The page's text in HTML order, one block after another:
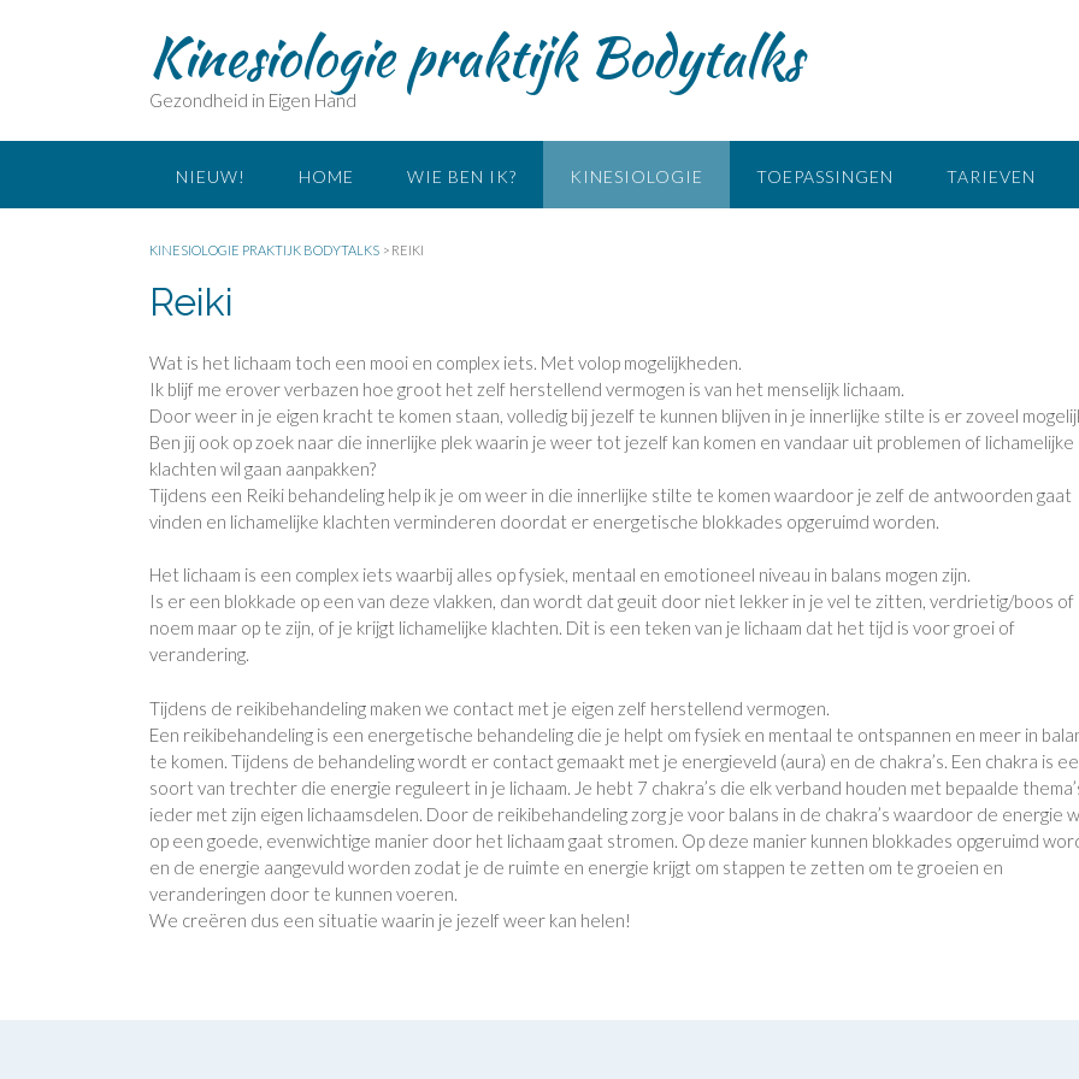
Kinesiologie praktijk Bodytalks
Gezondheid in Eigen Hand
NIEUW! HOME WIE BEN IK? KINESIOLOGIE TOEPASSINGEN TARIEVEN
KINESIOLOGIE PRAKTIJK BODYTALKS > REIKI
Reiki
Wat is het lichaam toch een mooi en complex iets. Met volop mogelijkheden.
Ik blijf me erover verbazen hoe groot het zelf herstellend vermogen is van het menselijk lichaam.
Door weer in je eigen kracht te komen staan, volledig bij jezelf te kunnen blijven in je innerlijke stilte is er zoveel
Ben jij ook op zoek naar die innerlijke plek waarin je weer tot jezelf kan komen en vandaar uit problemen of lichamelijke
klachten wil gaan aanpakken?
Tijdens een Reiki behandeling help ik je om weer in die innerlijke stilte te komen waardoor je zelf de antwoorden gaat
vinden en lichamelijke klachten verminderen doordat er energetische blokkades opgeruimd worden.
Het lichaam is een complex iets waarbij alles op fysiek, mentaal en emotioneel niveau in balans mogen zijn.
Is er een blokkade op een van deze vlakken, dan wordt dat geuit door niet lekker in je vel te zitten, verdrietig/boos of
noem maar op te zijn, of je krijgt lichamelijke klachten. Dit is een teken van je lichaam dat het tijd is voor groei of
verandering.
Tijdens de reikibehandeling maken we contact met je eigen zelf herstellend vermogen.
Een reikibehandeling is een energetische behandeling die je helpt om fysiek en mentaal te ontspannen en meer in
te komen. Tijdens de behandeling wordt er contact gemaakt met je energieveld (aura) en de chakra’s. Een chakra is
soort van trechter die energie reguleert in je lichaam. Je hebt 7 chakra’s die elk verband houden met bepaalde
ieder met zijn eigen lichaamsdelen. Door de reikibehandeling zorg je voor balans in de chakra’s waardoor de energie
op een goede, evenwichtige manier door het lichaam gaat stromen. Op deze manier kunnen blokkades opgeruimd
en de energie aangevuld worden zodat je de ruimte en energie krijgt om stappen te zetten om te groeien en
veranderingen door te kunnen voeren.
We creëren dus een situatie waarin je jezelf weer kan helen!